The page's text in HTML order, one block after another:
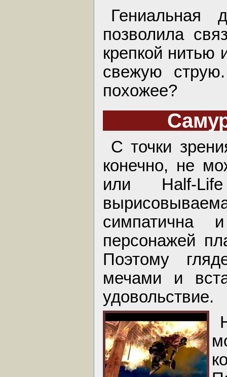
Гениальная
позволила
крепкой нитью
свежую
похожее?
С точки
конечно, не
или Half-
симпатична
персонажей
Поэтому
мечами и
удовольствие.